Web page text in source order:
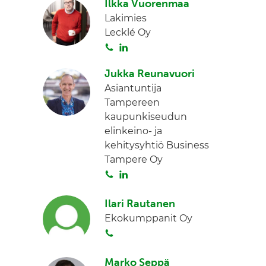
n
i
t
a
n
k
e
n
Ilkka Vuorenmaa
Lakimies
Lecklé Oy
S
i
t
a
n
k
e
d
I
n
Jukka Reunavuori
Asiantuntija
Tampereen
kaupunkiseudun
elinkeino- ja
kehitysyhtiö Business
Tampere Oy
S
i
t
n
k
I
Ilari Rautanen
Ekokumppanit Oy
i
Marko Seppä